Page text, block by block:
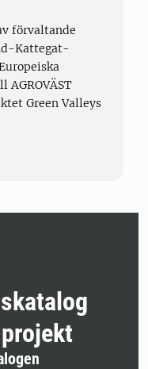
förvaltande
Kattegat-
Green Valleys